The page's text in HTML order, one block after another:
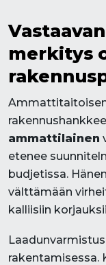
merkitys
ammattilainen
etenee
budjetissa.
välttämään
kalliisiin
rakentamisessa.